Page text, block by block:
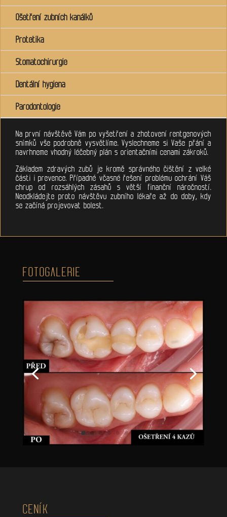
Ošetření zubních kanálků
Protetika
Stomatochirurgie
Dentální hygiena
Parodontologie
Na první návštěvě Vám po vyšetření a zhotovení rentgenových
snímků vše podrobně vysvětlíme. Vyslechneme si Vaše přání a
navrhneme vhodný léčebný plán s orientačními cenami zákroků.
Základem zdravých zubů je kromě správného čištění z velké
části i prevence. Případné včasné řešení problému ochrání Váš
chrup od rozsáhlých zásahů s větší finanční náročností.
Neodkládejte proto návštěvu zubního lékaře až do doby, kdy
se začíná projevovat bolest.
FOTOGALERIE
CENÍK